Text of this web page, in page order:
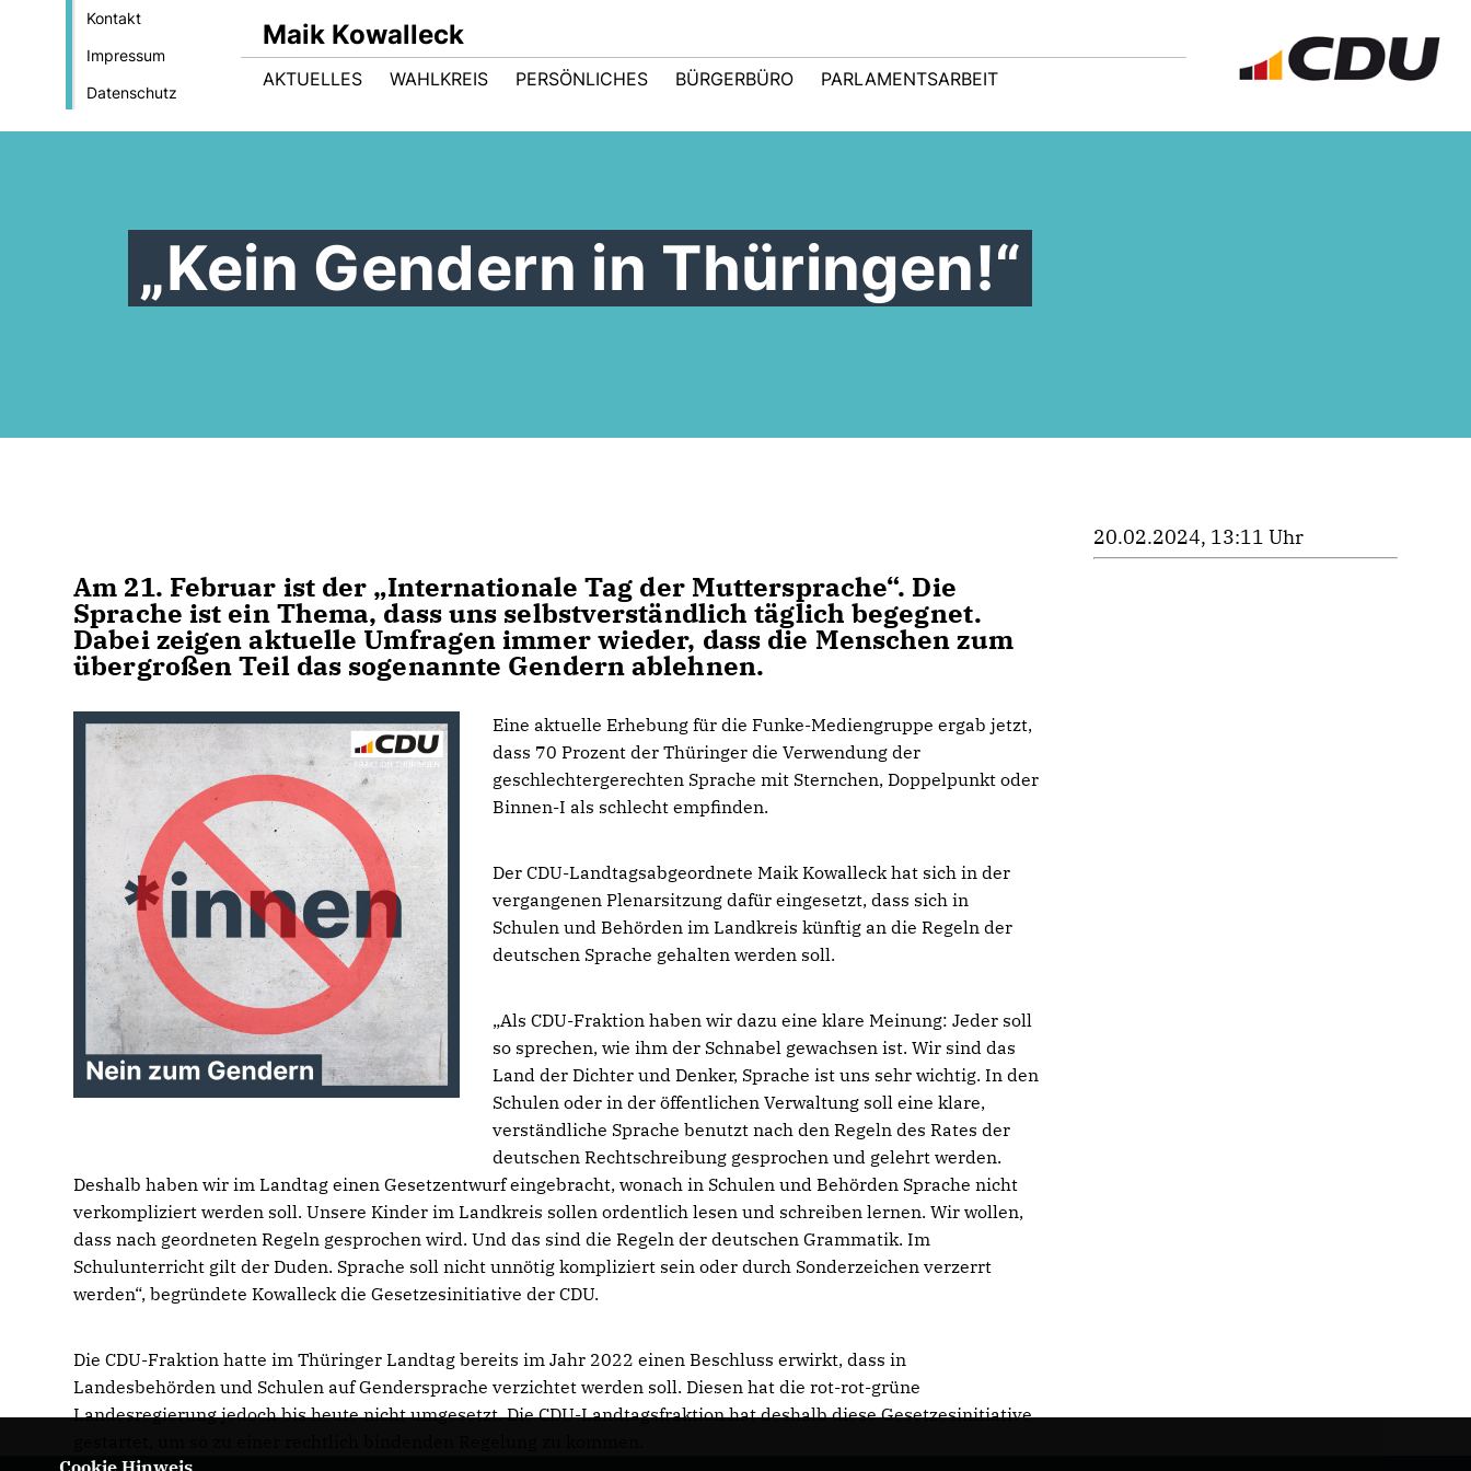
Kontakt
Impressum
Datenschutz
Maik Kowalleck
AKTUELLES WAHLKREIS PERSÖNLICHES BÜRGERBÜRO PARLAMENTSARBEIT
Kein Gendern in Thüringen!“
Am 21. Februar ist der „Internationale Tag der Muttersprache“. Die
Sprache ist ein Thema, dass uns selbstverständlich täglich begegnet.
Dabei zeigen aktuelle Umfragen immer wieder, dass die Menschen zum
übergroßen Teil das sogenannte Gendern ablehnen.
Eine aktuelle Erhebung für die Funke-Mediengruppe ergab jetzt,
dass 70 Prozent der Thüringer die Verwendung der
geschlechtergerechten Sprache mit Sternchen, Doppelpunkt oder
Binnen-I als schlecht empfinden.
Der CDU-Landtagsabgeordnete Maik Kowalleck hat sich in der
vergangenen Plenarsitzung dafür eingesetzt, dass sich in
Schulen und Behörden im Landkreis künftig an die Regeln der
deutschen Sprache gehalten werden soll.
Als CDU-Fraktion haben wir dazu eine klare Meinung: Jeder soll
so sprechen, wie ihm der Schnabel gewachsen ist. Wir sind das
Land der Dichter und Denker, Sprache ist uns sehr wichtig. In den
Schulen oder in der öffentlichen Verwaltung soll eine klare,
verständliche Sprache benutzt nach den Regeln des Rates der
deutschen Rechtschreibung gesprochen und gelehrt werden.
Deshalb haben wir im Landtag einen Gesetzentwurf eingebracht, wonach in Schulen und Behörden Sprache nicht
verkompliziert werden soll. Unsere Kinder im Landkreis sollen ordentlich lesen und schreiben lernen. Wir wollen,
dass nach geordneten Regeln gesprochen wird. Und das sind die Regeln der deutschen Grammatik. Im
Schulunterricht gilt der Duden. Sprache soll nicht unnötig kompliziert sein oder durch Sonderzeichen verzerrt
werden“, begründete Kowalleck die Gesetzesinitiative der CDU.
Die CDU-Fraktion hatte im Thüringer Landtag bereits im Jahr 2022 einen Beschluss erwirkt, dass in
Landesbehörden und Schulen auf Gendersprache verzichtet werden soll. Diesen hat die rot-rot-grüne
Landesregierung jedoch bis heute nicht umgesetzt. Die CDU-Landtagsfraktion hat deshalb diese Gesetzesinitiative
20.02.2024, 13:11 Uhr
Cookie Hinweis